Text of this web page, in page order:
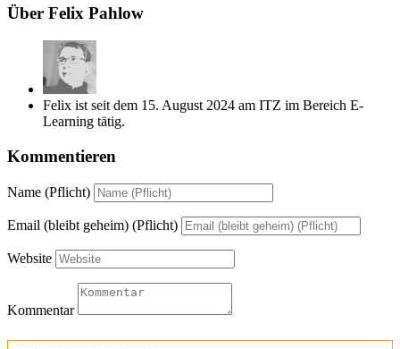
Über Felix Pahlow
Felix ist seit dem 15. August 2024 am ITZ im Bereich E-
Learning tätig.
Kommentieren
Name (Pflicht)
Email (bleibt geheim) (Pflicht)
Website
Kommentar